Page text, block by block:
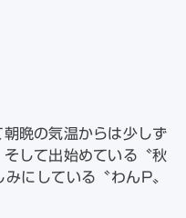
晩の気温からは少しず
して出始めている〝秋
にしている〝わんP〟